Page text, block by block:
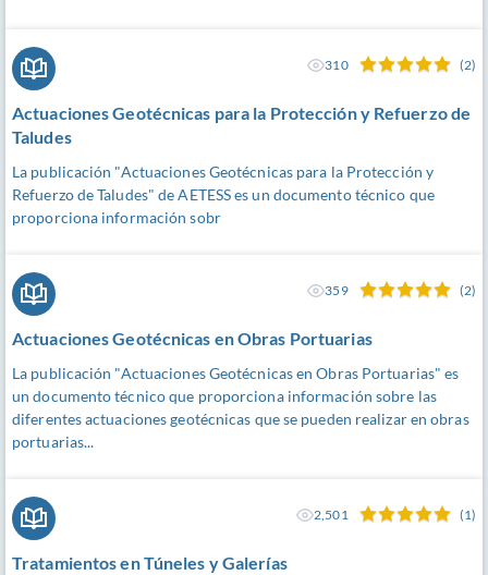
Actuaciones Geotécnicas para la Protección y Refuerzo de
Taludes
La publicación "Actuaciones Geotécnicas para la Protección y
Refuerzo de Taludes" de AETESS es un documento técnico que
proporciona información sobr
310 (2)
Actuaciones Geotécnicas en Obras Portuarias
La publicación "Actuaciones Geotécnicas en Obras Portuarias" es
un documento técnico que proporciona información sobre las
diferentes actuaciones geotécnicas que se pueden realizar en obras
portuarias...
359 (2)
Tratamientos en Túneles y Galerías
2,501 (1)